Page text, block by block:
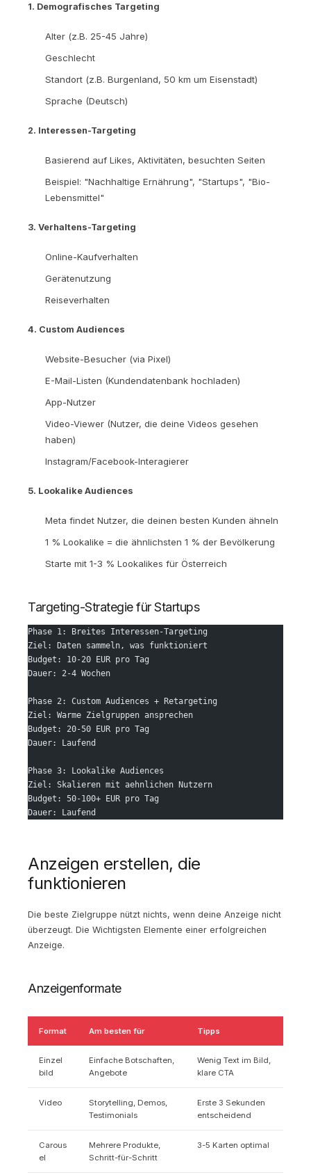
1. Demografisches Targeting
Alter (z.B. 25-45 Jahre)
Geschlecht
Standort (z.B. Burgenland, 50 km um Eisenstadt)
Sprache (Deutsch)
2. Interessen-Targeting
Basierend auf Likes, Aktivitäten, besuchten Seiten
Beispiel: "Nachhaltige Ernährung", "Startups", "Bio-
Lebensmittel"
3. Verhaltens-Targeting
Online-Kaufverhalten
Gerätenutzung
Reiseverhalten
4. Custom Audiences
Website-Besucher (via Pixel)
E-Mail-Listen (Kundendatenbank hochladen)
App-Nutzer
Video-Viewer (Nutzer, die deine Videos gesehen
haben)
Instagram/Facebook-Interagierer
5. Lookalike Audiences
Meta findet Nutzer, die deinen besten Kunden ähneln
1 % Lookalike = die ähnlichsten 1 % der Bevölkerung
Starte mit 1-3 % Lookalikes für Österreich
Targeting-Strategie für Startups
Phase 1: Breites Interessen-Targeting
Ziel: Daten sammeln, was funktioniert
Budget: 10-20 EUR pro Tag
Dauer: 2-4 Wochen
Phase 2: Custom Audiences + Retargeting
Ziel: Warme Zielgruppen ansprechen
Budget: 20-50 EUR pro Tag
Dauer: Laufend
Phase 3: Lookalike Audiences
Ziel: Skalieren mit aehnlichen Nutzern
Budget: 50-100+ EUR pro Tag
Dauer: Laufend
Anzeigen erstellen, die
funktionieren
Die beste Zielgruppe nützt nichts, wenn deine Anzeige nicht
überzeugt. Die Wichtigsten Elemente einer erfolgreichen
Anzeige.
Anzeigenformate
Format Am besten für Tipps
Einzel
bild
Einfache Botschaften,
Angebote
Wenig Text im Bild,
klare CTA
Video
Storytelling, Demos,
Testimonials
Erste 3 Sekunden
entscheidend
Carous
el
Mehrere Produkte,
Schritt-für-Schritt
3-5 Karten optimal